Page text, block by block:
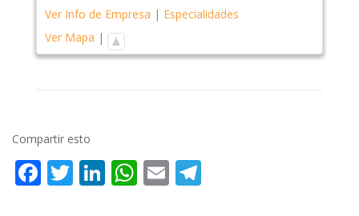
Ver Info de Empresa | Especialidades
Ver Mapa |
Compartir esto
Facebook
Twitter
LinkedIn
WhatsApp
Email